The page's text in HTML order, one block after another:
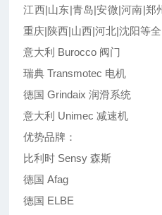
江西|山东|青岛|安微|河南|郑
重庆|陕西|山西|河北|沈阳等
意大利 Burocco 阀门
瑞典 Transmotec 电机
德国 Grindaix 润滑系统
意大利 Unimec 减速机
优势品牌：
比利时 Sensy 森斯
德国 Afag
德国 ELBE